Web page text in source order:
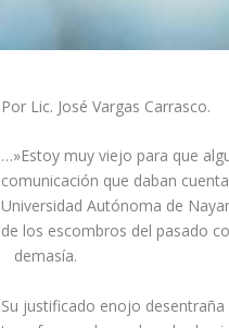
Por Lic. José Vargas Carrasco.
…»Estoy muy viejo para que
comunicación que daban
Universidad Autónoma de
de los escombros del pasado
demasía.
Su justificado enojo